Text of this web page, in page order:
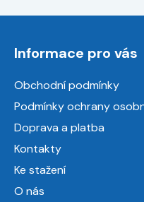
Informace pro vás
Obchodní podmínky
Podmínky ochrany
Doprava a platba
Kontakty
Ke stažení
O nás